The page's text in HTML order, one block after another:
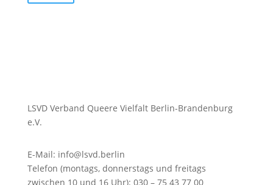
LSVD Verband Queere Vielfalt Berlin-Brandenburg
e.V.
E-Mail: info@lsvd.berlin
Telefon (montags, donnerstags und freitags
zwischen 10 und 16 Uhr): 030 – 75 43 77 00